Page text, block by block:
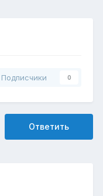
Подписчики 0
Ответить